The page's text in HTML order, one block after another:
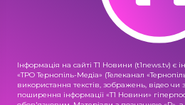
Інформація на сайті Т1 Новини (t1news.tv) є
«ТРО Тернопіль-Медіа» (Телеканал
використання текстів, зображень, відео чи
поширення інформації «Т1 Новини»